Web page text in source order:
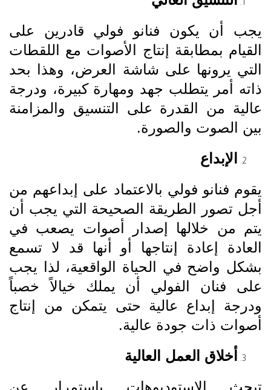
يجب أن يكون فنانو فولي قادرين على
القيام بمطابقة إنتاج الأصوات مع اللقطات
التي يرونها على شاشة العرض، وهذا بحد
ذاته أمر يتطلب جهد ومهارة كبيرة، ودرجة
عالية من القدرة على التنسيق والمزامنة
بين الصوت والصورة.
الإبداع
يقوم فنانو فولي بالاعتماد على إبداعهم من
أجل تصور الطريقة الصحيحة التي يجب أن
يتم من خلالها إصدار أصوات يصعب في
العادة إعادة إنتاجها أو أنها قد لا تسمع
بشكل واضح في الحياة الواقعية، لذا يجب
على فنان الفولي أن يملك خيالاً خصباً
ودرجة إبداع عالية حتى يتمكن من إنتاج
أصوات ذات جودة عالية.
أخلاق العمل العالية
تبحث الاستوديوهات باستمرار عن